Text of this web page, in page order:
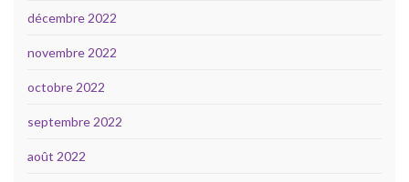
décembre 2022
novembre 2022
octobre 2022
septembre 2022
août 2022